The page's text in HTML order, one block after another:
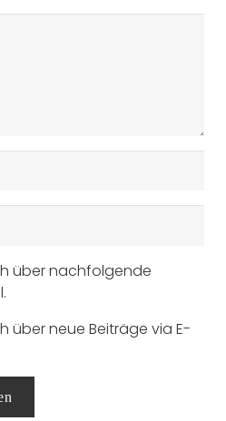
über nachfolgende
über neue Beiträge via E-